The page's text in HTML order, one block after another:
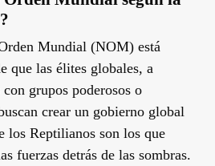
Mundial (NOM) está
que las élites globales, a
grupos poderosos o
crear un gobierno global
los Reptilianos son los que
fuerzas detrás de las sombras.